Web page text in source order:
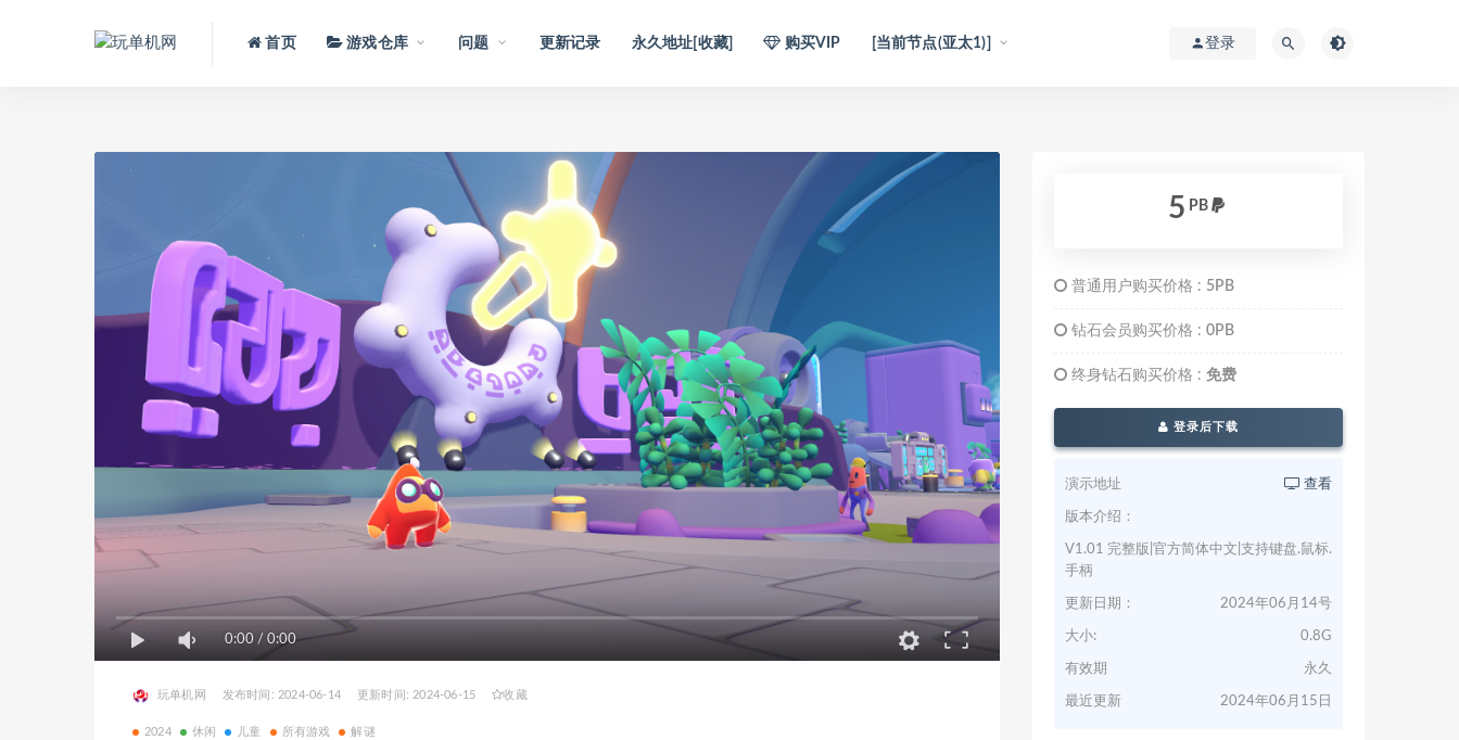
首页 游戏仓库 问题 更新记录 永久地址[收藏] 购买VIP [当前节点(亚太1)] 登录
0:00 / 0:00
玩单机网 发布时间: 2024-06-14 更新时间: 2024-06-15 收藏
2024 休闲 儿童 所有游戏 解谜
5 PB
普通用户购买价格 : 5PB
钻石会员购买价格 : 0PB
终身钻石购买价格 : 免费
登录后下载
演示地址 查看
版本介绍：
V1.01 完整版|官方简体中文|支持键盘.鼠标.
手柄
更新日期： 2024年06月14号
大小: 0.8G
有效期 永久
最近更新 2024年06月15日